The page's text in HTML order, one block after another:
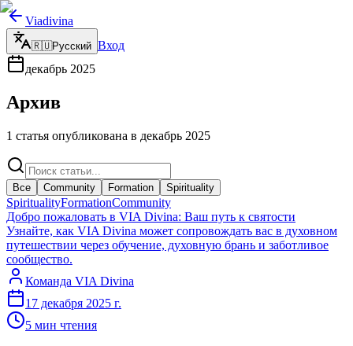
Viadivina
🇷🇺Русский Вход
декабрь 2025
Архив
1 статья опубликована в декабрь 2025
Все Community Formation Spirituality
SpiritualityFormationCommunity
Добро пожаловать в VIA Divina: Ваш путь к святости
Узнайте, как VIA Divina может сопровождать вас в духовном
путешествии через обучение, духовную брань и заботливое
сообщество.
Команда VIA Divina
17 декабря 2025 г.
5 мин чтения